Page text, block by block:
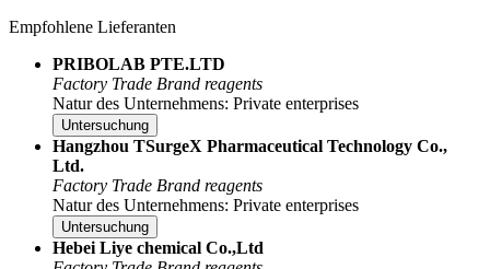
Empfohlene Lieferanten
PRIBOLAB PTE.LTD
Factory Trade Brand reagents
Natur des Unternehmens: Private enterprises
Untersuchung
Hangzhou TSurgeX Pharmaceutical Technology Co.,
Ltd.
Factory Trade Brand reagents
Natur des Unternehmens: Private enterprises
Untersuchung
Hebei Liye chemical Co.,Ltd